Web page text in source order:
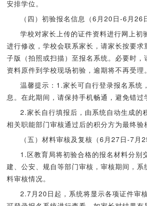
安排学位。
（四）初验报名信息（6月20日-6月26
学校对家长上传的证件资料进行网上初
进行修改，学校会联系家长，请家长按要求
子版（拍照或扫描）至报名系统。必要时，
资料原件到学校现场初验，逾期将不再受理。
温馨提示：1.家长可自行登录报名系统
息。在此期间，请保持手机畅通，避免错过
2.家长自行填报后，由系统自动生成的
相关职能部门审核通过后的积分方为最终验
（五）材料审核及复核（6月27日-7月
1.区教育局将初验合格的报名材料分别
建、公安、规自等部门审核，审核期间，系
料审核情况。
2.7月20日起，系统将显示各项证件审